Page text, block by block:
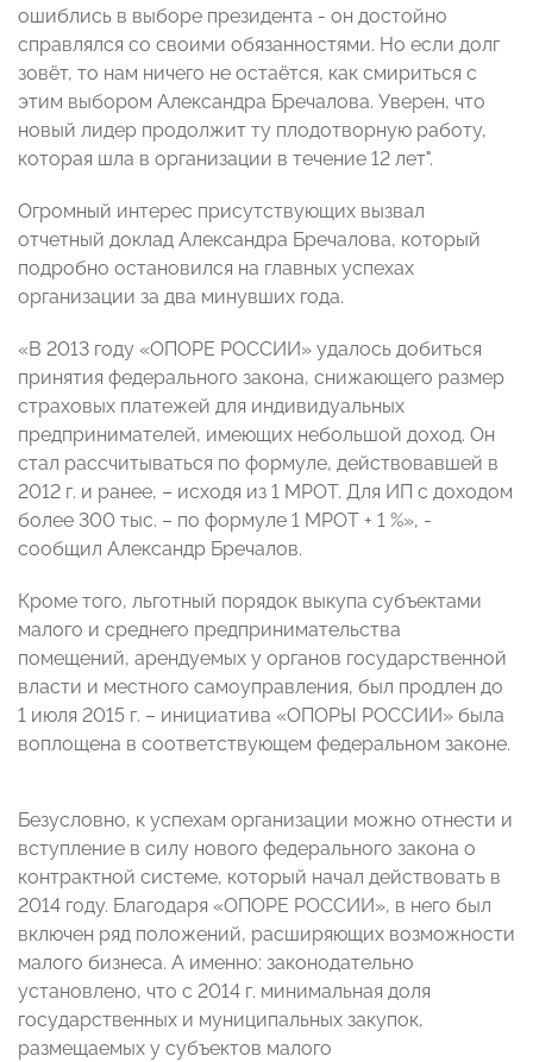
ошиблись в выборе президента - он достойно
справлялся со своими обязанностями. Но если долг
зовёт, то нам ничего не остаётся, как смириться с
этим выбором Александра Бречалова. Уверен, что
новый лидер продолжит ту плодотворную работу,
которая шла в организации в течение 12 лет".
Огромный интерес присутствующих вызвал
отчетный доклад Александра Бречалова, который
подробно остановился на главных успехах
организации за два минувших года.
«В 2013 году «ОПОРЕ РОССИИ» удалось добиться
принятия федерального закона, снижающего размер
страховых платежей для индивидуальных
предпринимателей, имеющих небольшой доход. Он
стал рассчитываться по формуле, действовавшей в
2012 г. и ранее, – исходя из 1 МРОТ. Для ИП с доходом
более 300 тыс. – по формуле 1 МРОТ + 1 %», -
сообщил Александр Бречалов.
Кроме того, льготный порядок выкупа субъектами
малого и среднего предпринимательства
помещений, арендуемых у органов государственной
власти и местного самоуправления, был продлен до
1 июля 2015 г. – инициатива «ОПОРЫ РОССИИ» была
воплощена в соответствующем федеральном законе.
Безусловно, к успехам организации можно отнести и
вступление в силу нового федерального закона о
контрактной системе, который начал действовать в
2014 году. Благодаря «ОПОРЕ РОССИИ», в него был
включен ряд положений, расширяющих возможности
малого бизнеса. А именно: законодательно
установлено, что с 2014 г. минимальная доля
государственных и муниципальных закупок,
размещаемых у субъектов малого